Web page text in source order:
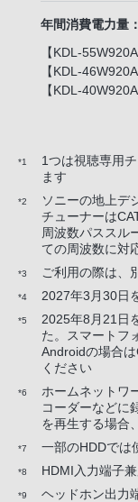
年間消費電力量
【KDL-
【KDL-
【KDL-
*1
1つは視聴専用
ます
*2
ソニーの地上デ
チューナーは
周波数パススル
ての周波数に対
*3 ご利用の際は、
*4 2027年3月30日
*5
2025年8月21日
た。スマートフ
Androidの場合
ください
*6
ホームネットワ
コーダーなどに
を再生する場合
*7 一部のHDDでは
*8 HDMI入力端子兼
*9 ヘッドホン出力